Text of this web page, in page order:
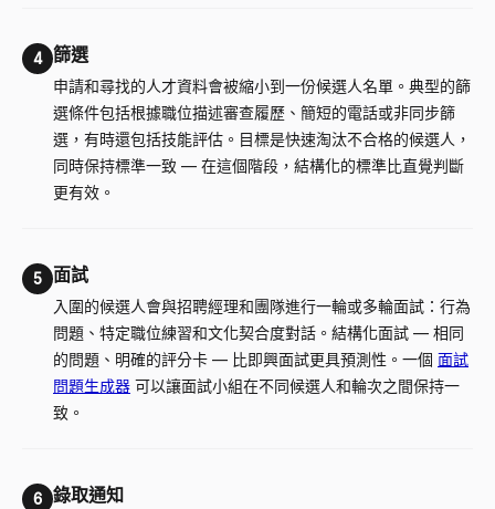
4 篩選
申請和尋找的人才資料會被縮小到一份候選人名單。典型的篩
選條件包括根據職位描述審查履歷、簡短的電話或非同步篩
選，有時還包括技能評估。目標是快速淘汰不合格的候選人，
同時保持標準一致 — 在這個階段，結構化的標準比直覺判斷
更有效。
5 面試
入圍的候選人會與招聘經理和團隊進行一輪或多輪面試：行為
問題、特定職位練習和文化契合度對話。結構化面試 — 相同
的問題、明確的評分卡 — 比即興面試更具預測性。一個 面試
問題生成器 可以讓面試小組在不同候選人和輪次之間保持一
致。
6 錄取通知